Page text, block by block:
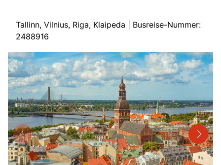
Tagesreisen
Mehrtagesreisen
Bus anmieten
Linienverkehr
Service
Kontakt
Tallinn, Vilnius, Riga, Klaipeda | Busreise-Nummer:
2488916